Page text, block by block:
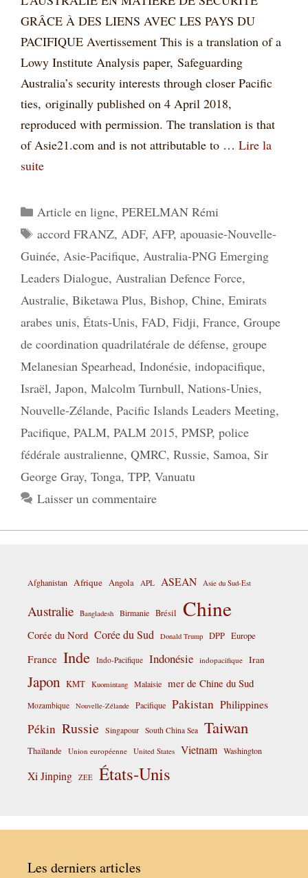
GRÂCE À DES LIENS AVEC LES PAYS DU
PACIFIQUE Avertissement This is a translation of a
Lowy Institute Analysis paper, Safeguarding
Australia’s security interests through closer Pacific
ties, originally published on 4 April 2018,
reproduced with permission. The translation is that
of Asie21.com and is not attributable to … Lire la
suite
Catégories
Article en ligne, PERELMAN Rémi
Étiquettes
accord FRANZ, ADF, AFP, apouasie-Nouvelle-
Guinée, Asie-Pacifique, Australia-PNG Emerging
Leaders Dialogue, Australian Defence Force,
Australie, Biketawa Plus, Bishop, Chine, Emirats
arabes unis, États-Unis, FAD, Fidji, France, Groupe
de coordination quadrilatérale de défense, groupe
Melanesian Spearhead, Indonésie, indopacifique,
Israël, Japon, Malcolm Turnbull, Nations-Unies,
Nouvelle-Zélande, Pacific Islands Leaders Meeting,
Pacifique, PALM, PALM 2015, PMSP, police
fédérale australienne, QMRC, Russie, Samoa, Sir
George Gray, Tonga, TPP, Vanuatu
Laisser un commentaire
Afghanistan Afrique Angola APL ASEAN Asie du Sud-Est
Australie Bangladesh Birmanie Brésil Chine
Corée du Nord Corée du Sud Donald Trump DPP Europe
France Inde Indo-Pacifique Indonésie indopacifique Iran
Japon KMT Kuomintang Malaisie mer de Chine du Sud
Mozambique Nouvelle-Zélande Pacifique Pakistan Philippines
Pékin Russie Singapour South China Sea Taiwan
Thaïlande Union européenne United States Vietnam Washington
Xi Jinping ZEE États-Unis
Les derniers articles